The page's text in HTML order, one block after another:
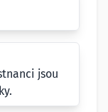
jsou